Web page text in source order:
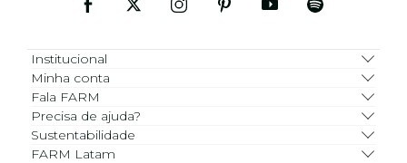
Institucional
Minha conta
Fala FARM
Precisa de ajuda?
Sustentabilidade
FARM Latam